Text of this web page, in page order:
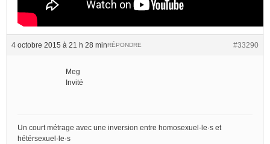
4 octobre 2015 à 21 h 28 min #33290
RÉPONDRE
Meg
Invité
Un court métrage avec une inversion entre homosexuel·le·s et
hétérsexuel·le·s